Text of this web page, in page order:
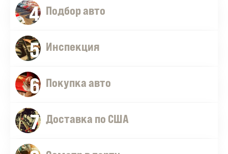
Оставить заявку
4 Подбор авто
5 Инспекция
6 Покупка авто
7 Доставка по США